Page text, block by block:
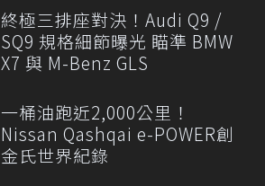
終極三排座對決！Audi Q9 /
SQ9 規格細節曝光 瞄準 BMW
X7 與 M-Benz GLS
一桶油跑近2,000公里！
Nissan Qashqai e-POWER創
金氏世界紀錄